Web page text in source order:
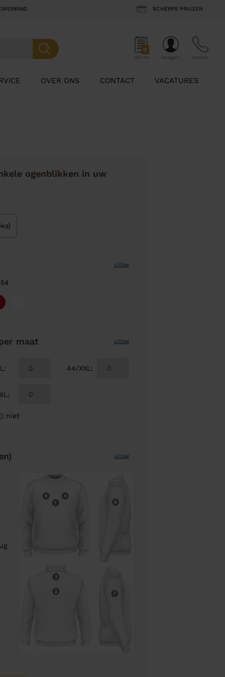
SCHERPE PRIJZEN
0
offerte inloggen contact
OVER ONS CONTACT VACATURES
ogenblikken in uw
uitleg
maat uitleg
:
:
44/XXL :
niet
uitleg